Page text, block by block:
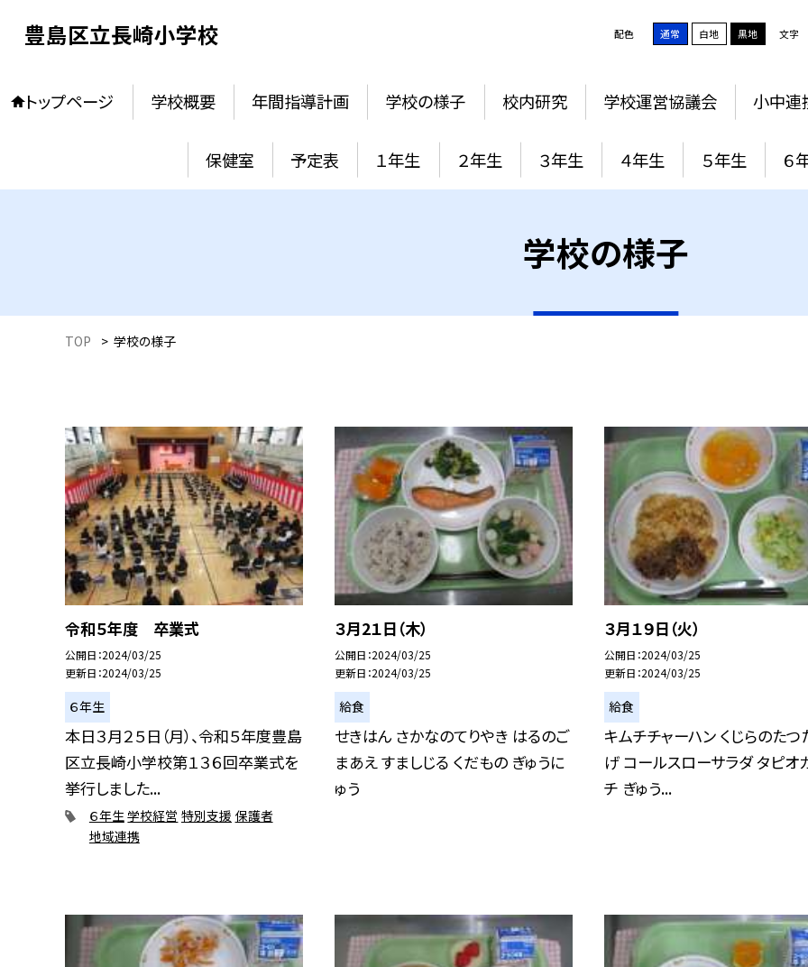
豊島区立長崎小学校 配色 通常 白地 黒地 文字
トップページ 学校概要 年間指導計画 学校の様子 校内研究 学校運営協議会 小中連
保健室 予定表 １年生 ２年生 ３年生 ４年生 ５年生 ６
学校の様子
TOP > 学校の様子
令和５年度 卒業式
公開日 2024/03/25
更新日 2024/03/25
６年生
本日３月２５日（月）、令和５年度豊島
区立長崎小学校第１３６回卒業式を
挙行しました...
６年生 学校経営 特別支援 保護者
地域連携
３月2１日（木）
公開日 2024/03/25
更新日 2024/03/25
給食
せきはん さかなのてりやき はるのご
まあえ すましじる くだもの ぎゅうに
ゅう
３月１９日（火）
公開日 2024/03/25
更新日 2024/03/25
給食
キムチチャーハン くじらのたつ
げ コールスローサラダ タピオ
チ ぎゅう...